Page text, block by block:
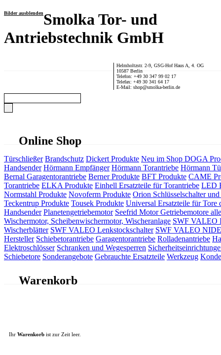
Bilder ausblendenSmolka Tor- und
Antriebstechnik GmbH
Helmholtzstr. 2-9, GSG-Hof Haus A, 4. OG
10587 Berlin
Telefon: +49 30 347 99 02 17
Telefax: +49 30 341 64 17
E-Mail: shop@smolka-berlin.de
Online Shop
Türschließer Brandschutz Dickert Produkte Neu im Shop DOGA
Handsender Hörmann Empfänger Hörmann Torantriebe Hörmann
Bernal Garagentorantriebe Berner Produkte BFT Produkte CAME
Torantriebe ELKA Produkte Einhell Ersatzteile für Torantriebe LED
Normstahl Produkte Novoferm Produkte Orion Schlüsselschalter und
Teckentrup Produkte Tousek Produkte Universal Ersatzteile für Tore
Handsender Planetengetriebemotor Seefrid Motor Getriebemotore
Wischermotor, Scheibenwischermotor, Wischeranlage SWF VALEO
Wischerblätter SWF VALEO Lenkstockschalter SWF VALEO
Hersteller Schiebetorantriebe Garagentorantriebe Rolladenantriebe
Elektroschlösser Schranken und Wegesperren
Schiebetore Sonderangebote Gebrauchte Ersatzteile Werkzeug
Warenkorb
Ihr Warenkorb ist zur Zeit leer.